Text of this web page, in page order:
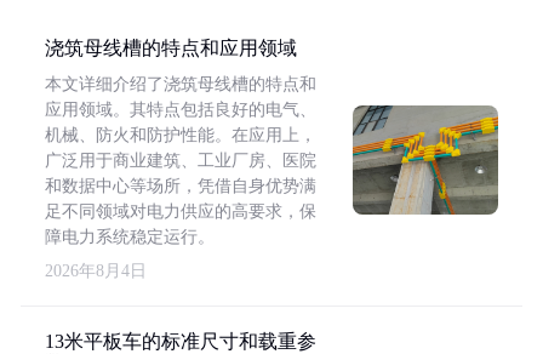
浇筑母线槽的特点和应用领域
本文详细介绍了浇筑母线槽的特点和
应用领域。其特点包括良好的电气、
机械、防火和防护性能。在应用上，
广泛用于商业建筑、工业厂房、医院
和数据中心等场所，凭借自身优势满
足不同领域对电力供应的高要求，保
障电力系统稳定运行。
2026年8月4日
13米平板车的标准尺寸和载重参